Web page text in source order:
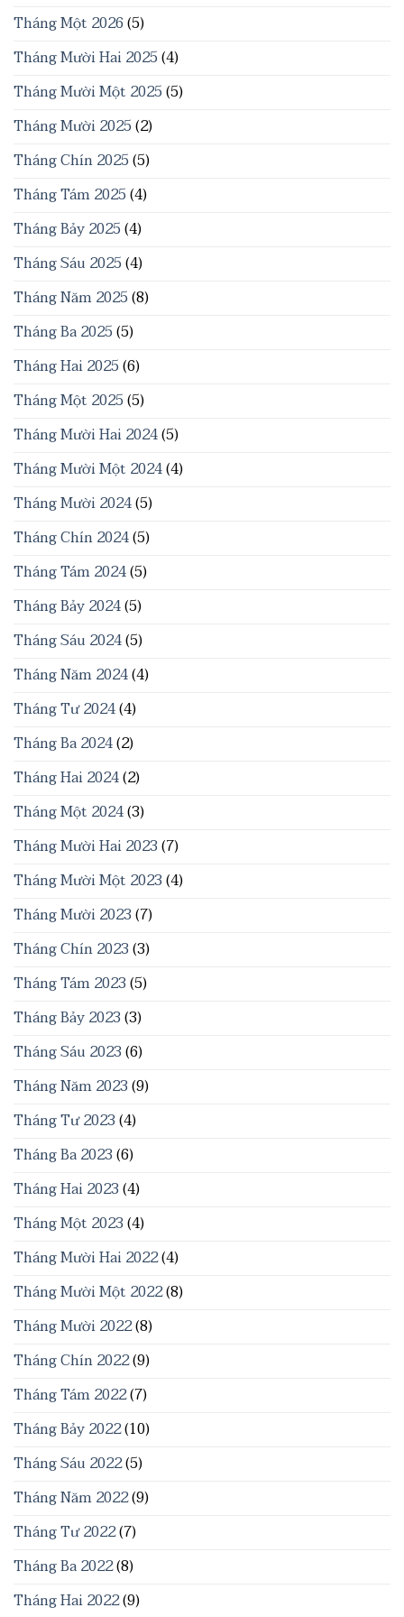
Tháng Một 2026(5)
Tháng Mười Hai 2025(4)
Tháng Mười Một 2025(5)
Tháng Mười 2025(2)
Tháng Chín 2025(5)
Tháng Tám 2025(4)
Tháng Bảy 2025(4)
Tháng Sáu 2025(4)
Tháng Năm 2025(8)
Tháng Ba 2025(5)
Tháng Hai 2025(6)
Tháng Một 2025(5)
Tháng Mười Hai 2024(5)
Tháng Mười Một 2024(4)
Tháng Mười 2024(5)
Tháng Chín 2024(5)
Tháng Tám 2024(5)
Tháng Bảy 2024(5)
Tháng Sáu 2024(5)
Tháng Năm 2024(4)
Tháng Tư 2024(4)
Tháng Ba 2024(2)
Tháng Hai 2024(2)
Tháng Một 2024(3)
Tháng Mười Hai 2023(7)
Tháng Mười Một 2023(4)
Tháng Mười 2023(7)
Tháng Chín 2023(3)
Tháng Tám 2023(5)
Tháng Bảy 2023(3)
Tháng Sáu 2023(6)
Tháng Năm 2023(9)
Tháng Tư 2023(4)
Tháng Ba 2023(6)
Tháng Hai 2023(4)
Tháng Một 2023(4)
Tháng Mười Hai 2022(4)
Tháng Mười Một 2022(8)
Tháng Mười 2022(8)
Tháng Chín 2022(9)
Tháng Tám 2022(7)
Tháng Bảy 2022(10)
Tháng Sáu 2022(5)
Tháng Năm 2022(9)
Tháng Tư 2022(7)
Tháng Ba 2022(8)
Tháng Hai 2022(9)